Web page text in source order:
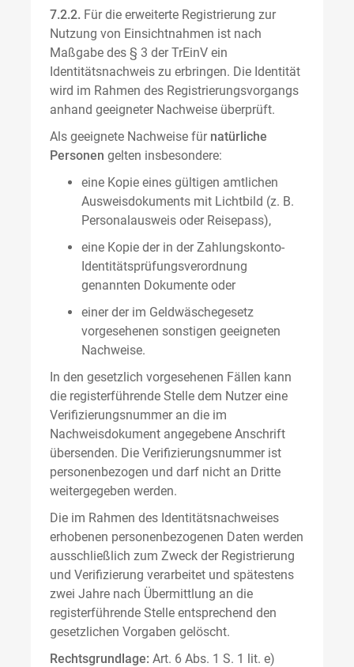
7.2.2. Für die erweiterte Registrierung zur
Nutzung von Einsichtnahmen ist nach
Maßgabe des § 3 der TrEinV ein
Identitätsnachweis zu erbringen. Die Identität
wird im Rahmen des Registrierungsvorgangs
anhand geeigneter Nachweise überprüft.
Als geeignete Nachweise für natürliche
Personen gelten insbesondere:
eine Kopie eines gültigen amtlichen
Ausweisdokuments mit Lichtbild (z. B.
Personalausweis oder Reisepass),
eine Kopie der in der Zahlungskonto-
Identitätsprüfungsverordnung
genannten Dokumente oder
einer der im Geldwäschegesetz
vorgesehenen sonstigen geeigneten
Nachweise.
In den gesetzlich vorgesehenen Fällen kann
die registerführende Stelle dem Nutzer eine
Verifizierungsnummer an die im
Nachweisdokument angegebene Anschrift
übersenden. Die Verifizierungsnummer ist
personenbezogen und darf nicht an Dritte
weitergegeben werden.
Die im Rahmen des Identitätsnachweises
erhobenen personenbezogenen Daten werden
ausschließlich zum Zweck der Registrierung
und Verifizierung verarbeitet und spätestens
zwei Jahre nach Übermittlung an die
registerführende Stelle entsprechend den
gesetzlichen Vorgaben gelöscht.
Rechtsgrundlage: Art. 6 Abs. 1 S. 1 lit. e)